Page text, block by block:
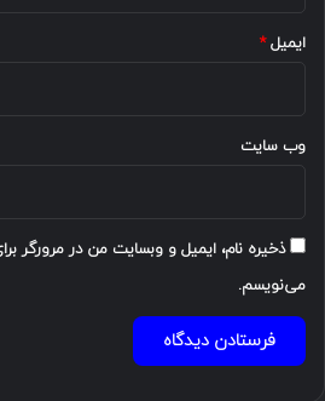
ایمیل*
وب‌ سایت
ذخیره نام، ایمیل و وبسایت من در مرورگر
می‌نویسم.